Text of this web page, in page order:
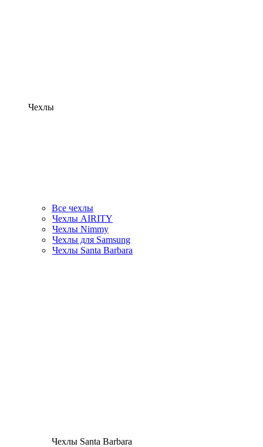
Чехлы
Все чехлы
Чехлы AIRITY
Чехлы Nimmy
Чехлы для Samsung
Чехлы Santa Barbara
Чехлы Santa Barbara